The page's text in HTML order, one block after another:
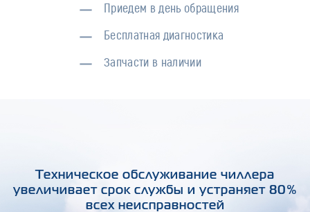
Приедем в день обращения
Бесплатная диагностика
Запчасти в наличии
Техническое обслуживание чиллера
увеличивает срок службы и устраняет 80%
всех неисправностей